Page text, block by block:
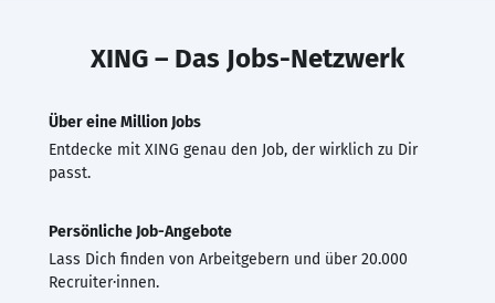
XING – Das Jobs-Netzwerk
Über eine Million Jobs
Entdecke mit XING genau den Job, der wirklich zu Dir
passt.
Persönliche Job-Angebote
Lass Dich finden von Arbeitgebern und über 20.000
Recruiter·innen.